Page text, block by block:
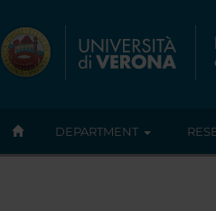
DEPARTMENT